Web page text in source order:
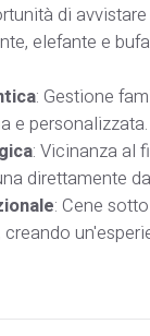
di
elefante e
: Gestione
e personalizzata.
: Vicinanza al
direttamente
: Cene